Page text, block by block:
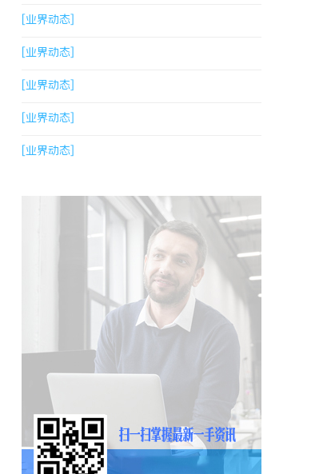
院品牌
[业界动态]
[业界动态]
[业界动态]
[业界动态]
[业界动态]